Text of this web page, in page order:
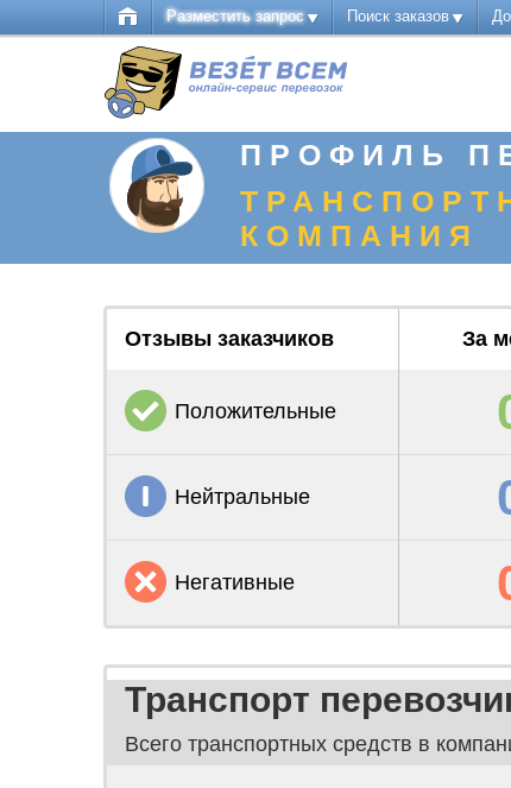
Разместить запрос Поиск заказов
ПРОФИЛЬ
КОМПАНИЯ
Отзывы заказчиков За
Положительные
Нейтральные
Негативные
Транспорт
Всего транспортных средств в